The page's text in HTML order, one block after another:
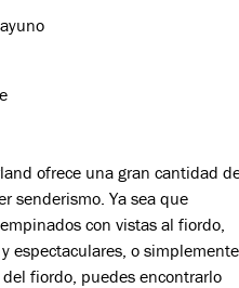
ofrece una gran cantidad
senderismo. Ya sea que
con vistas al fiordo,
espectaculares, o simplemente
fiordo, puedes encontrarlo